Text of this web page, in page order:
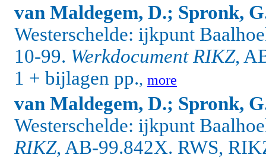
van Maldegem, D.; Spronk,
Westerschelde: ijkpunt
10-99. Werkdocument RIKZ,
1 + bijlagen pp., more
van Maldegem, D.; Spronk,
Westerschelde: ijkpunt
RIKZ, AB-99.842X. RWS,